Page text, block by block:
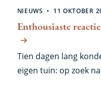
bodembewoners in
nog eens in het
Enthousiaste
NIEUWS 11 OKTOBER
Tien dagen lang
eigen tuin: op zoek